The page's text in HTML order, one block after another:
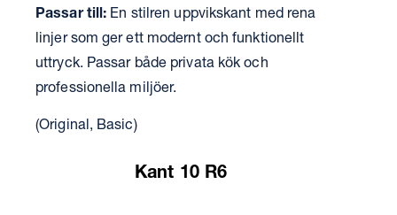
Passar till: En stilren uppvikskant med rena
linjer som ger ett modernt och funktionellt
uttryck. Passar både privata kök och
professionella miljöer.
(Original, Basic)
Kant 10 R6